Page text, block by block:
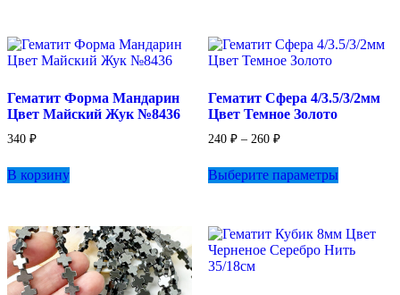
Опции
можно
на
странице
Гематит Форма Мандарин
Цвет Майский Жук №8436
340 ₽
В корзину
Гематит Сфера 4/3.5/3/2мм
Цвет Темное Золото
240 ₽ – 260 ₽Диапазон
240 ₽
–
Выберите параметрытовар
Опции
можно